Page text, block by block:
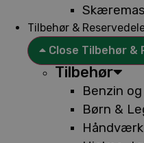
Tilbehør &
Close Tilbehør &
Tilbehør
Benzin
Børn &